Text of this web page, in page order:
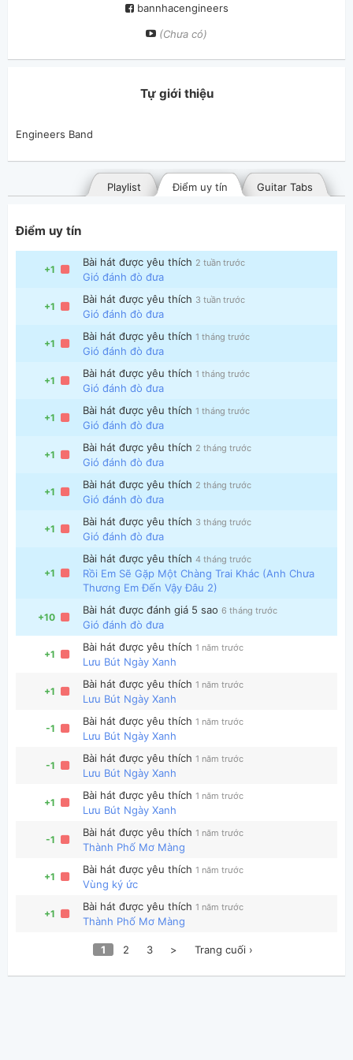
bannhacengineers
(Chưa có)
Tự giới thiệu
Engineers Band
Guitar Tabs
Điểm uy tín
Playlist
Điểm uy tín
+1
Bài hát được yêu thích 2 tuần trước
Gió đánh đò đưa
+1
Bài hát được yêu thích 3 tuần trước
Gió đánh đò đưa
+1
Bài hát được yêu thích 1 tháng trước
Gió đánh đò đưa
+1
Bài hát được yêu thích 1 tháng trước
Gió đánh đò đưa
+1
Bài hát được yêu thích 1 tháng trước
Gió đánh đò đưa
+1
Bài hát được yêu thích 2 tháng trước
Gió đánh đò đưa
+1
Bài hát được yêu thích 2 tháng trước
Gió đánh đò đưa
+1
Bài hát được yêu thích 3 tháng trước
Gió đánh đò đưa
+1
Bài hát được yêu thích 4 tháng trước
Rồi Em Sẽ Gặp Một Chàng Trai Khác (Anh Chưa
Thương Em Đến Vậy Đâu 2)
+10
Bài hát được đánh giá 5 sao 6 tháng trước
Gió đánh đò đưa
+1
Bài hát được yêu thích 1 năm trước
Lưu Bút Ngày Xanh
+1
Bài hát được yêu thích 1 năm trước
Lưu Bút Ngày Xanh
-1
Bài hát được yêu thích 1 năm trước
Lưu Bút Ngày Xanh
-1
Bài hát được yêu thích 1 năm trước
Lưu Bút Ngày Xanh
+1
Bài hát được yêu thích 1 năm trước
Lưu Bút Ngày Xanh
-1
Bài hát được yêu thích 1 năm trước
Thành Phố Mơ Màng
+1
Bài hát được yêu thích 1 năm trước
Vùng ký ức
+1
Bài hát được yêu thích 1 năm trước
Thành Phố Mơ Màng
1 2 3 > Trang cuối ›